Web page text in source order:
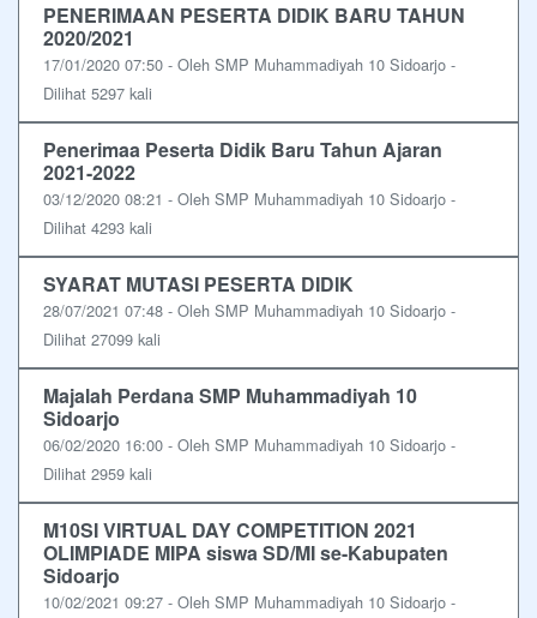
PENERIMAAN PESERTA DIDIK BARU TAHUN
2020/2021
17/01/2020 07:50 - Oleh SMP Muhammadiyah 10 Sidoarjo -
Dilihat 5297 kali
Penerimaa Peserta Didik Baru Tahun Ajaran
2021-2022
03/12/2020 08:21 - Oleh SMP Muhammadiyah 10 Sidoarjo -
Dilihat 4293 kali
SYARAT MUTASI PESERTA DIDIK
28/07/2021 07:48 - Oleh SMP Muhammadiyah 10 Sidoarjo -
Dilihat 27099 kali
Majalah Perdana SMP Muhammadiyah 10
Sidoarjo
06/02/2020 16:00 - Oleh SMP Muhammadiyah 10 Sidoarjo -
Dilihat 2959 kali
M10SI VIRTUAL DAY COMPETITION 2021
OLIMPIADE MIPA siswa SD/MI se-Kabupaten
Sidoarjo
10/02/2021 09:27 - Oleh SMP Muhammadiyah 10 Sidoarjo -